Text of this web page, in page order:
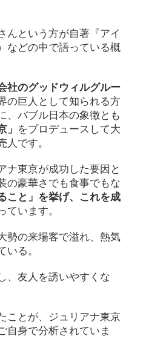
んという方が自著『アイ
などの中で語っている概
社のグッドウィルグルー
の巨人として知られる方
、バブル日本の象徴とも
」 をプロデュースして大
人です。
ナ東京が成功した要因と
の豪華さでも食事でもな
こと」を挙げ、これを成
ています。
勢の来場客で溢れ、熱気
いる。
、友人を誘いやすくな
ことが、ジュリアナ東京
自身で分析されていま